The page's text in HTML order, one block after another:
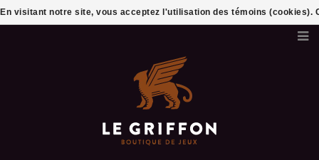
En visitant notre site, vous acceptez l'utilisation des témoins